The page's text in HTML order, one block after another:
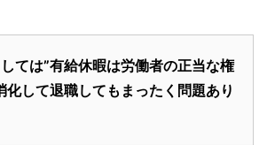
ては”有給休暇は労働者の正当な権
化して退職してもまったく問題あり